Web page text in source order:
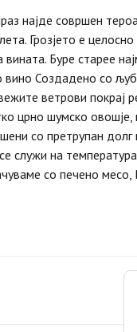
најде совршен
Грозјето е
вината. Буре старее
вино Создадено со
ветрови покрај
црно шумско
со претрупан долг
служи на
со печено